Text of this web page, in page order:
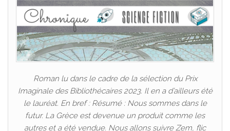
Roman lu dans le cadre de la sélection du Prix
Imaginale des Bibliothécaires 2023. Il en a d’ailleurs été
le lauréat. En bref : Résumé : Nous sommes dans le
futur. La Grèce est devenue un produit comme les
autres et a été vendue. Nous allons suivre Zem, flic